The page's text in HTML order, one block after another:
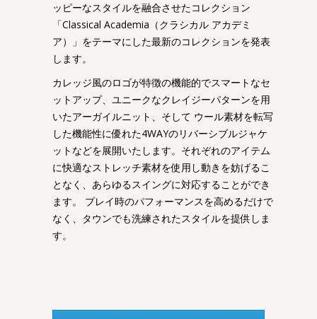
ッピーなスタイルを融合させたコレクション
「Classical Academia（クラシカル アカデミ
ア）」をテーマにした最新のコレクションを発表
します。
カレッジ風のロゴが特徴の機能的でスマートなセ
ットアップ、ユニークなクレイジーパターンを用
いたアーガイルニット、そして ウール素材を転写
した機能性に優れた4WAYのリバーシブルジャケ
ットなどを展開いたします。それぞれのアイテム
に快適なストレッチ素材を使用し動きを妨げるこ
となく、あらゆるスイングに対応することができ
ます。 プレイ時のパフォーマンスを高めるだけで
なく、タウンでも洗練されたスタイルを提供しま
す。